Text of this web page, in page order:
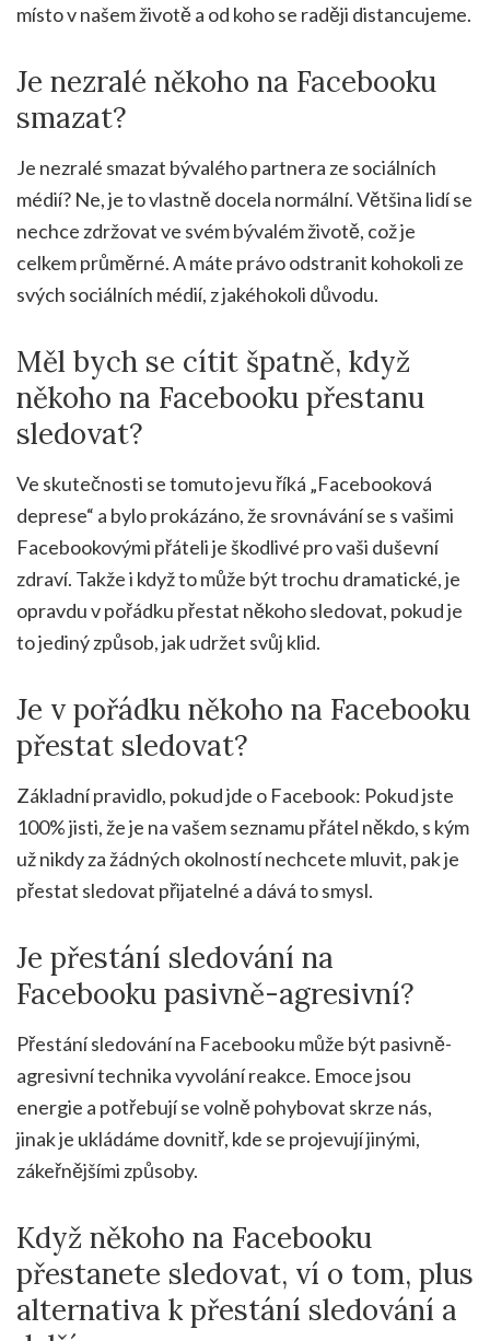
místo v našem životě a od koho se raději distancujeme.
Je nezralé někoho na Facebooku
smazat?
Je nezralé smazat bývalého partnera ze sociálních
médií? Ne, je to vlastně docela normální. Většina lidí se
nechce zdržovat ve svém bývalém životě, což je
celkem průměrné. A máte právo odstranit kohokoli ze
svých sociálních médií, z jakéhokoli důvodu.
Měl bych se cítit špatně, když
někoho na Facebooku přestanu
sledovat?
Ve skutečnosti se tomuto jevu říká „Facebooková
deprese“ a bylo prokázáno, že srovnávání se s vašimi
Facebookovými přáteli je škodlivé pro vaši duševní
zdraví. Takže i když to může být trochu dramatické, je
opravdu v pořádku přestat někoho sledovat, pokud je
to jediný způsob, jak udržet svůj klid.
Je v pořádku někoho na Facebooku
přestat sledovat?
Základní pravidlo, pokud jde o Facebook: Pokud jste
100% jisti, že je na vašem seznamu přátel někdo, s kým
už nikdy za žádných okolností nechcete mluvit, pak je
přestat sledovat přijatelné a dává to smysl.
Je přestání sledování na
Facebooku pasivně-agresivní?
Přestání sledování na Facebooku může být pasivně-
agresivní technika vyvolání reakce. Emoce jsou
energie a potřebují se volně pohybovat skrze nás,
jinak je ukládáme dovnitř, kde se projevují jinými,
zákeřnějšími způsoby.
Když někoho na Facebooku
přestanete sledovat, ví o tom, plus
alternativa k přestání sledování a